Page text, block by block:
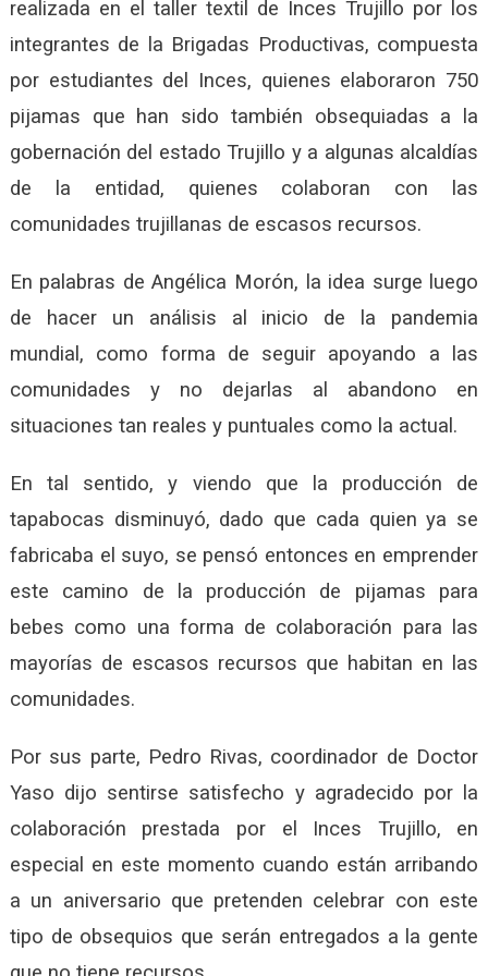
realizada en el taller textil de Inces Trujillo por los
integrantes de la Brigadas Productivas, compuesta
por estudiantes del Inces, quienes elaboraron 750
pijamas que han sido también obsequiadas a la
gobernación del estado Trujillo y a algunas alcaldías
de la entidad, quienes colaboran con las
comunidades trujillanas de escasos recursos.
En palabras de Angélica Morón, la idea surge luego
de hacer un análisis al inicio de la pandemia
mundial, como forma de seguir apoyando a las
comunidades y no dejarlas al abandono en
situaciones tan reales y puntuales como la actual.
En tal sentido, y viendo que la producción de
tapabocas disminuyó, dado que cada quien ya se
fabricaba el suyo, se pensó entonces en emprender
este camino de la producción de pijamas para
bebes como una forma de colaboración para las
mayorías de escasos recursos que habitan en las
comunidades.
Por sus parte, Pedro Rivas, coordinador de Doctor
Yaso dijo sentirse satisfecho y agradecido por la
colaboración prestada por el Inces Trujillo, en
especial en este momento cuando están arribando
a un aniversario que pretenden celebrar con este
tipo de obsequios que serán entregados a la gente